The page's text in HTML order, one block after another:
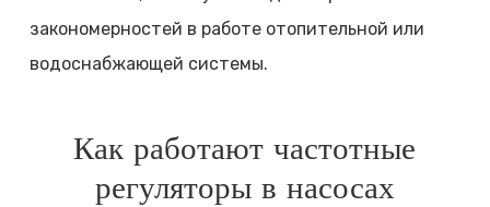
закономерностей в работе отопительной или
водоснабжающей системы.
Как работают частотные
регуляторы в насосах